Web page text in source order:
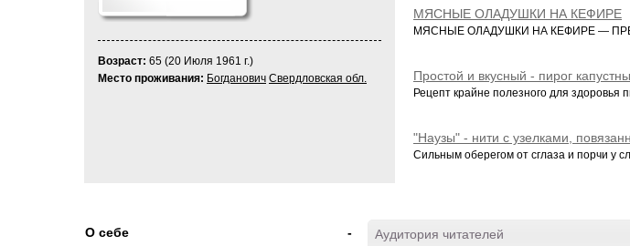
Возраст: 65 (20 Июля 1961 г.)
Место проживания: Богданович Свердловская обл.
МЯСНЫЕ ОЛАДУШКИ НА КЕФИРЕ
МЯСНЫЕ ОЛАДУШКИ НА КЕФИРЕ —
Простой и вкусный - пирог
Рецепт крайне полезного для здоровья
"Наузы" - нити с узелками,
Сильным оберегом от сглаза и порчи у
-
О себе Аудитория читателей